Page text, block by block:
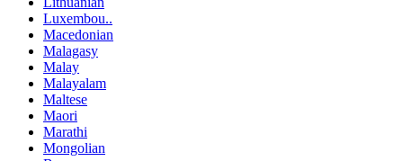
Luxembou..
Macedonian
Malagasy
Malay
Malayalam
Maltese
Maori
Marathi
Mongolian